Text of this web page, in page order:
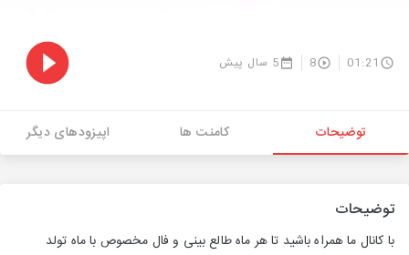
01:21
8 5 سال پیش
توضیحات کامنت ها اپیزودهای دیگر
توضیحات
با کانال ما همراه باشید تا هر ماه طالع بینی و فال مخصوص با ماه تولد